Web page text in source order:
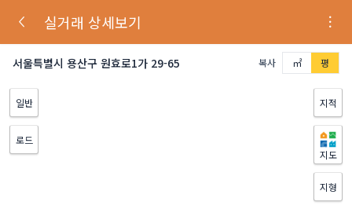
실거래 상세보기
서울특별시 용산구 원효로1가 29-65 복사 ㎡ 평
일반
로드
지적
지도
지형